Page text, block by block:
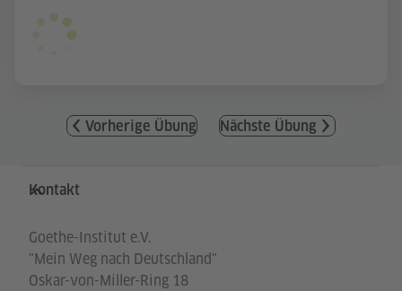
Vorherige Übung Nächste Übung
Service- und Informationsbereich
Kontakt
Goethe-Institut e.V.
"Mein Weg nach Deutschland"
Oskar-von-Miller-Ring 18